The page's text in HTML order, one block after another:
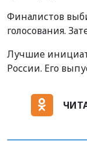
Финалистов
голосования.
Лучшие
России. Его